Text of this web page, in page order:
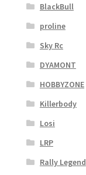
BlackBull
proline
Sky Rc
DYAMONT
HOBBYZONE
Killerbody
Losi
LRP
Rally Legend